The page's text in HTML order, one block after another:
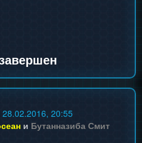
28.02.2016, 20:55
и Бутанназиба Смит